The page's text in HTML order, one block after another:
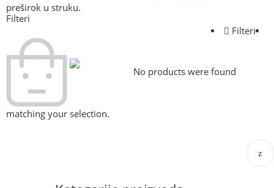
preširok u struku.
Filteri
Filteri
No products were found
matching your selection.